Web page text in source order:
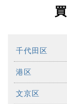
千代田区
港区
文京区